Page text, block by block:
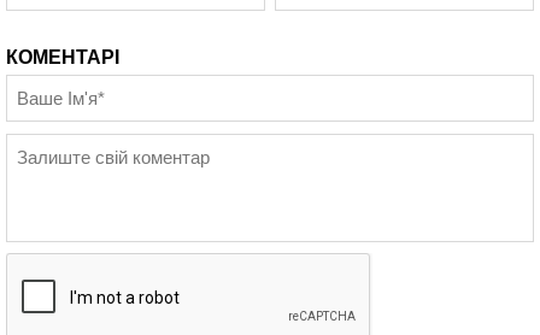
КОМЕНТАРІ